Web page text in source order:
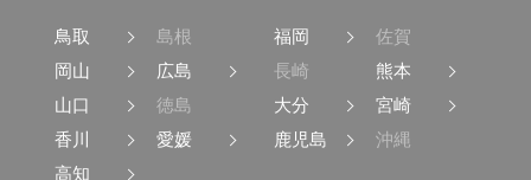
鳥取
島根
岡山
広島
山口
徳島
香川
愛媛
高知
福岡
佐賀
長崎
熊本
大分
宮崎
鹿児島
沖縄